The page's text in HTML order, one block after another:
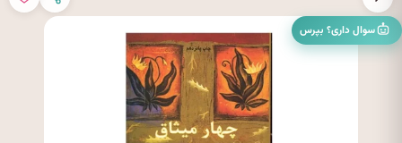
سوال داری؟ بپرس